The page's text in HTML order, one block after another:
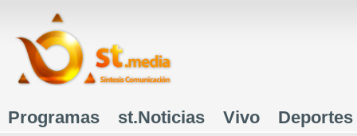
Menú principal
Programas st.Noticias Vivo Deportes